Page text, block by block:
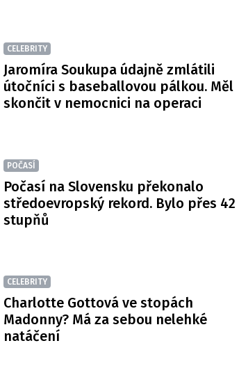
CELEBRITY
Jaromíra Soukupa údajně zmlátili
útočníci s baseballovou pálkou. Měl
skončit v nemocnici na operaci
POČASÍ
Počasí na Slovensku překonalo
středoevropský rekord. Bylo přes 42
stupňů
CELEBRITY
Charlotte Gottová ve stopách
Madonny? Má za sebou nelehké
natáčení